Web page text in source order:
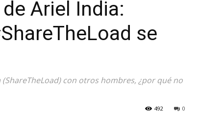
Ariel India:
se
con otros hombres, ¿por qué no
0
492